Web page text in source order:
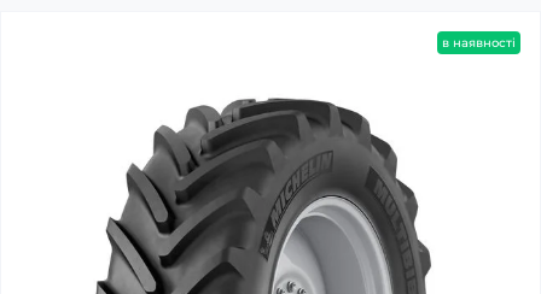
в наявності